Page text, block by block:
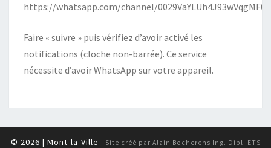
https://whatsapp.com/channel/
Faire « suivre » puis vérifiez d’avoir activé les
notifications (cloche non-barrée). Ce service
nécessite d’avoir WhatsApp sur votre appareil.
© 2026 | Mont-la-Ville | Site créé par Alain Bocherens Ing. Dipl. ETS